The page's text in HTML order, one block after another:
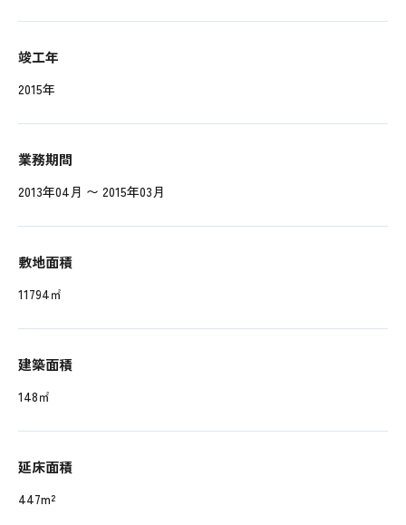
竣工年
2015年
業務期間
2013年04月 〜 2015年03月
敷地面積
11794㎡
建築面積
148㎡
延床面積
447m²